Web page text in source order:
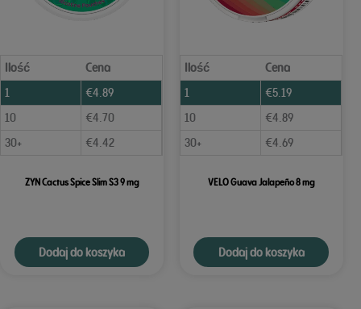
Ilość
Cena
1
€4.89
10
€4.70
30+
€4.42
ZYN Cactus Spice Slim S3 9 mg
Dodaj do koszyka
Ilość
Cena
1
€5.19
10
€4.89
30+
€4.69
VELO Guava Jalapeño 8 mg
Dodaj do koszyka